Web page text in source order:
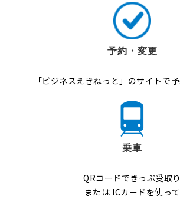
予約・変更
「ビジネスえきねっと」のサイトで
乗車
QRコードできっぷ受取り
または ICカードを使って